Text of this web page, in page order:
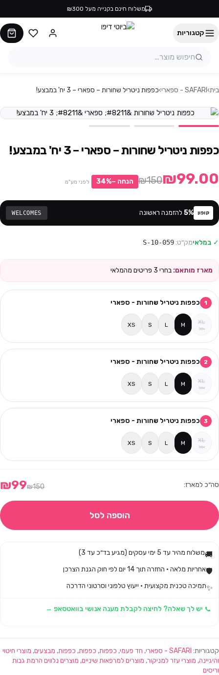
משלוח חינם בקנייה מעל ₪300
קטגוריות
בית›SAFARI - ספארי ›כפפות ניטריל שחורות – ספארי – 3 יח' במבצע!
כפפות ניטריל שחורות – ספארי – 3 יח' במבצע!
₪99.00
₪150 הנחה − 34% לפני מע"מ
קופון 5% להזמנה ראשונה WELCOMES
✓ במלאימק״ט:10-059-S
מארז מותאם: בחרי 3 פריטים מהמלאי
1 כפפות ניטריל שחורות - ספארי
XL
אזל
M
L
S
XS
2 כפפות ניטריל שחורות - ספארי
XL
אזל
M
L
S
XS
3 כפפות ניטריל שחורות - ספארי
XL
אזל
M
L
S
XS
סה״כ למארז: ₪150
₪99
הוספה לסל
🚚משלוח מהיר עד 5 ימי עסקים (מגיע בד״כ עד 3)
🛡️אחריות מלאה · החזרה תוך 14 יום לפי חוק הגנת הצרכן
✨תמיכה טכנית מקצועית · ייעוץ טלפוני וסרטוני הדרכה
יש לך שאלה? לחיצה לקבלת מענה אנושי בוואטסאפ →
קטגוריות: SAFARI - ספארי , חד פעמי, כפפות, כפפות, כפפות, מבצעים, מוצרי חיטוי
והיגיינה, מוצרי עזר למניקור, מוצרים למרפאות שיניים, מוצרים נלווים הרמת גבות
וריסים